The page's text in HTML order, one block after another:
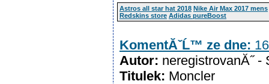
Astros all star hat 2018 Nike Air Max 2017 mens
Redskins store Adidas pureBoost
KomentĂˇĹ™ ze dne:
Autor: neregistrovanĂ˝
Titulek: Moncler